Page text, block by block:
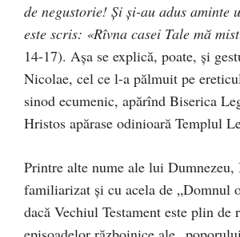
de negustorie! Şi şi-au adus aminte
este scris: «Rîvna casei Tale mă
14-17). Aşa se explică, poate, şi
Nicolae, cel ce l-a pălmuit pe
sinod ecumenic, apărînd Biserica
Hristos apărase odinioară Templul
Printre alte nume ale lui
familiarizat şi cu acela de „Domnul
dacă Vechiul Testament este plin de